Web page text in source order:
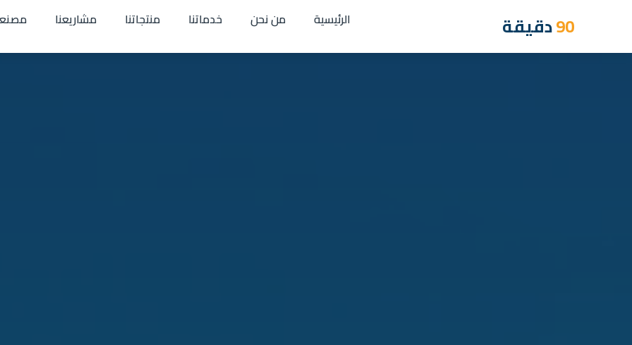
90دقيقة الرئيسية من نحن خدماتنا منتجاتنا مشاريعنا